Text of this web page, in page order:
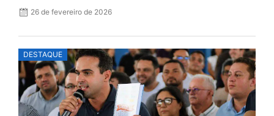
26 de fevereiro de 2026
DESTAQUE